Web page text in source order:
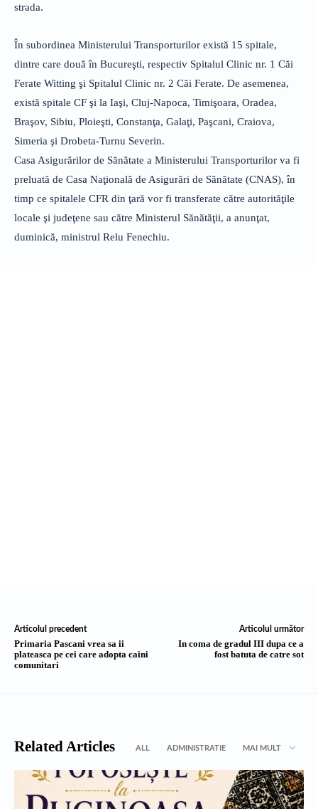
strada.
În subordinea Ministerului Transporturilor există 15 spitale,
dintre care două în Bucureşti, respectiv Spitalul Clinic nr. 1 Căi
Ferate Witting şi Spitalul Clinic nr. 2 Căi Ferate. De asemenea,
există spitale CF şi la Iaşi, Cluj-Napoca, Timişoara, Oradea,
Braşov, Sibiu, Ploieşti, Constanţa, Galaţi, Paşcani, Craiova,
Simeria şi Drobeta-Turnu Severin.
Casa Asigurărilor de Sănătate a Ministerului Transporturilor va fi
preluată de Casa Naţională de Asigurări de Sănătate (CNAS), în
timp ce spitalele CFR din ţară vor fi transferate către autorităţile
locale şi judeţene sau către Ministerul Sănătăţii, a anunţat,
duminică, ministrul Relu Fenechiu.
Articolul precedent
Primaria Pascani vrea sa ii
plateasca pe cei care adopta caini
comunitari
Articolul următor
In coma de gradul III dupa ce a
fost batuta de catre sot
Related Articles ALL ADMINISTRATIE MAI MULT